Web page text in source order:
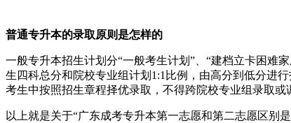
普通专升本的录取原则是怎样的
一般专升本招生计划分“一般考生计划”、“建档立卡困难
生四科总分和院校专业组计划1:1比例，由高分到低分进
考生中按照招生章程择优录取，不得跨院校专业组录取或
以上就是关于“广东成考专升本第一志愿和第二志愿区别